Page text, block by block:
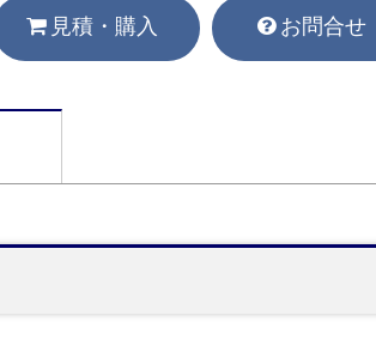
見積・購入 お問合せ